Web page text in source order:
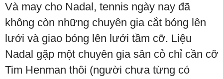
Và may cho Nadal, tennis ngày nay đã
không còn những chuyên gia cắt bóng lên
lưới và giao bóng lên lưới tầm cỡ. Liệu
Nadal gặp một chuyên gia sân cỏ chỉ cần cỡ
Tim Henman thôi (người chưa từng có